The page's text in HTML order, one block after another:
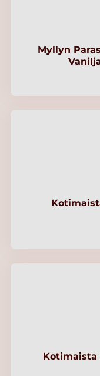
Myllyn
Kotimaista